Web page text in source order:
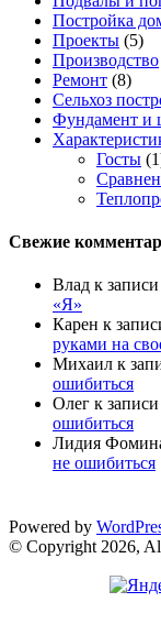
Постройка
Проекты (5)
Производство
Ремонт (8)
Сельхоз
Фундамент и
Госты
Свежие
Влад к записи
«Я»
Карен к
руками на
Михаил к
ошибиться
Олег к записи
ошибиться
Лидия
не ошибиться
Powered by
© Copyright 2026,